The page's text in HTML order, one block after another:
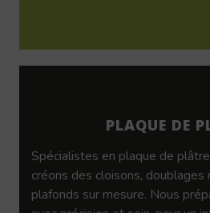
PLAQUE DE
Spécialistes en plaque de
créons des cloisons, doublages
plafonds sur mesure. Nous